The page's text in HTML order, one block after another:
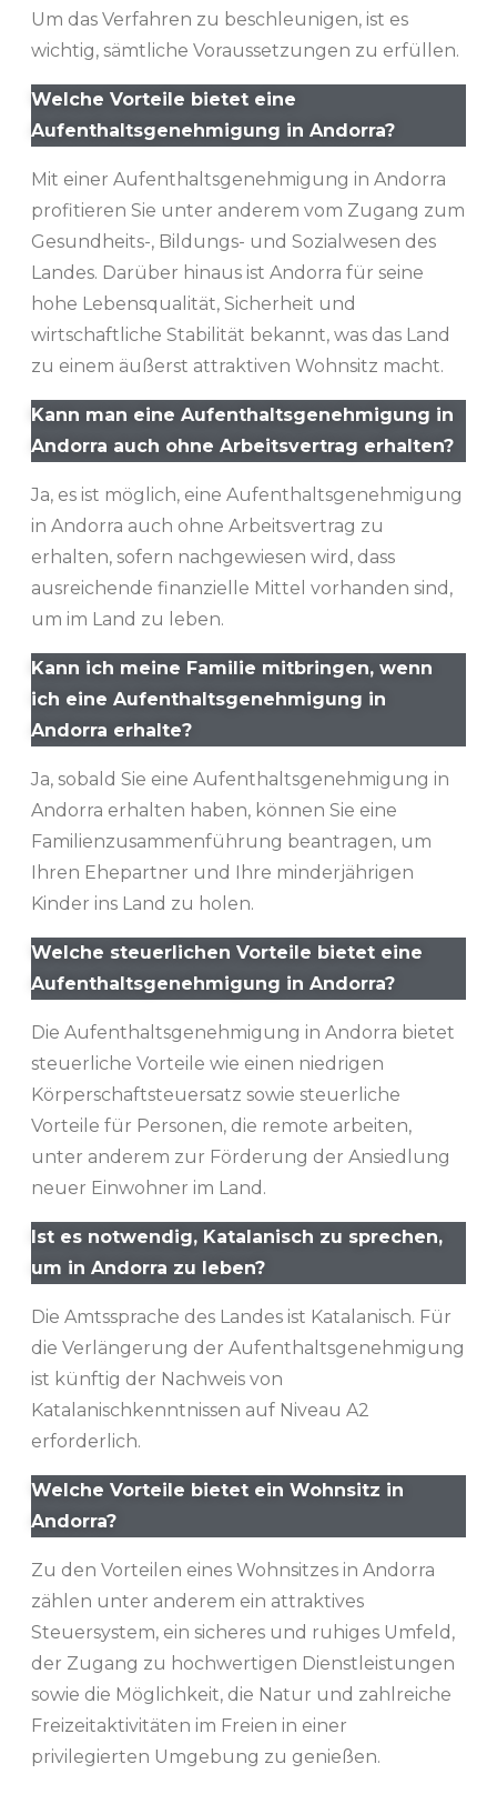
Um das Verfahren zu beschleunigen, ist es
wichtig, sämtliche Voraussetzungen zu erfüllen.
Welche Vorteile bietet eine
Aufenthaltsgenehmigung in Andorra?
Mit einer Aufenthaltsgenehmigung in Andorra
profitieren Sie unter anderem vom Zugang zum
Gesundheits-, Bildungs- und Sozialwesen des
Landes. Darüber hinaus ist Andorra für seine
hohe Lebensqualität, Sicherheit und
wirtschaftliche Stabilität bekannt, was das Land
zu einem äußerst attraktiven Wohnsitz macht.
Kann man eine Aufenthaltsgenehmigung in
Andorra auch ohne Arbeitsvertrag erhalten?
Ja, es ist möglich, eine Aufenthaltsgenehmigung
in Andorra auch ohne Arbeitsvertrag zu
erhalten, sofern nachgewiesen wird, dass
ausreichende finanzielle Mittel vorhanden sind,
um im Land zu leben.
Kann ich meine Familie mitbringen, wenn
ich eine Aufenthaltsgenehmigung in
Andorra erhalte?
Ja, sobald Sie eine Aufenthaltsgenehmigung in
Andorra erhalten haben, können Sie eine
Familienzusammenführung beantragen, um
Ihren Ehepartner und Ihre minderjährigen
Kinder ins Land zu holen.
Welche steuerlichen Vorteile bietet eine
Aufenthaltsgenehmigung in Andorra?
Die Aufenthaltsgenehmigung in Andorra bietet
steuerliche Vorteile wie einen niedrigen
Körperschaftsteuersatz sowie steuerliche
Vorteile für Personen, die remote arbeiten,
unter anderem zur Förderung der Ansiedlung
neuer Einwohner im Land.
Ist es notwendig, Katalanisch zu sprechen,
um in Andorra zu leben?
Die Amtssprache des Landes ist Katalanisch. Für
die Verlängerung der Aufenthaltsgenehmigung
ist künftig der Nachweis von
Katalanischkenntnissen auf Niveau A2
erforderlich.
Welche Vorteile bietet ein Wohnsitz in
Andorra?
Zu den Vorteilen eines Wohnsitzes in Andorra
zählen unter anderem ein attraktives
Steuersystem, ein sicheres und ruhiges Umfeld,
der Zugang zu hochwertigen Dienstleistungen
sowie die Möglichkeit, die Natur und zahlreiche
Freizeitaktivitäten im Freien in einer
privilegierten Umgebung zu genießen.